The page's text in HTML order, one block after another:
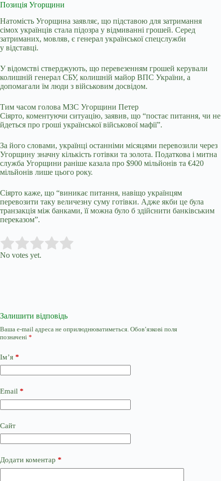
Позиція Угорщини
Натомість Угорщина заявляє, що підставою для затримання
сімох українців стала підозра у відмиванні грошей. Серед
затриманих, мовляв, є генерал української спецслужби
у відставці.
У відомстві стверджують, що перевезенням грошей керували
колишній генерал СБУ, колишній майор ВПС України, а
допомагали їм люди з військовим досвідом.
Тим часом голова МЗС Угорщини Петер
Сіярто, коментуючи ситуацію, заявив, що “постає питання, чи не
йдеться про гроші української військової мафії”.
За його словами, українці останніми місяцями перевозили через
Угорщину значну кількість готівки та золота. Податкова і митна
служба Угорщини раніше казала про $900 мільйонів та €420
мільйонів лише цього року.
Сіярто каже, що “виникає питання, навіщо українцям
перевозити таку величезну суму готівки. Адже якби це була
транзакція між банками, її можна було б здійснити банківським
переказом”.
Rate this item:
No votes yet.
Залишити відповідь
Ваша e-mail адреса не оприлюднюватиметься. Обов’язкові поля
позначені *
Ім’я *
Email *
Сайт
Додати коментар *